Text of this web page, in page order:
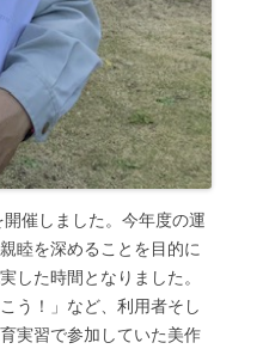
催しました。今年度の運
睦を深めることを目的に
した時間となりました。
う！」など、利用者そし
実習で参加していた美作